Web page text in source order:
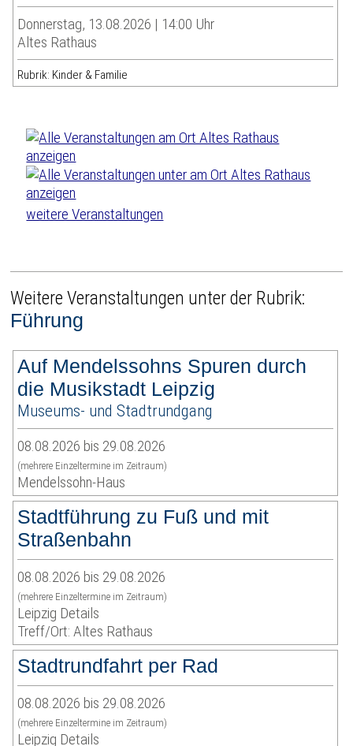
Donnerstag, 13.08.2026 | 14:00 Uhr
Altes Rathaus
Rubrik: Kinder & Familie
weitere Veranstaltungen
Weitere Veranstaltungen unter der Rubrik:
Führung
Auf Mendelssohns Spuren durch
die Musikstadt Leipzig
Museums- und Stadtrundgang
08.08.2026 bis 29.08.2026
(mehrere Einzeltermine im Zeitraum)
Mendelssohn-Haus
Stadtführung zu Fuß und mit
Straßenbahn
08.08.2026 bis 29.08.2026
(mehrere Einzeltermine im Zeitraum)
Leipzig Details
Treff/Ort: Altes Rathaus
Stadtrundfahrt per Rad
08.08.2026 bis 29.08.2026
(mehrere Einzeltermine im Zeitraum)
Leipzig Details